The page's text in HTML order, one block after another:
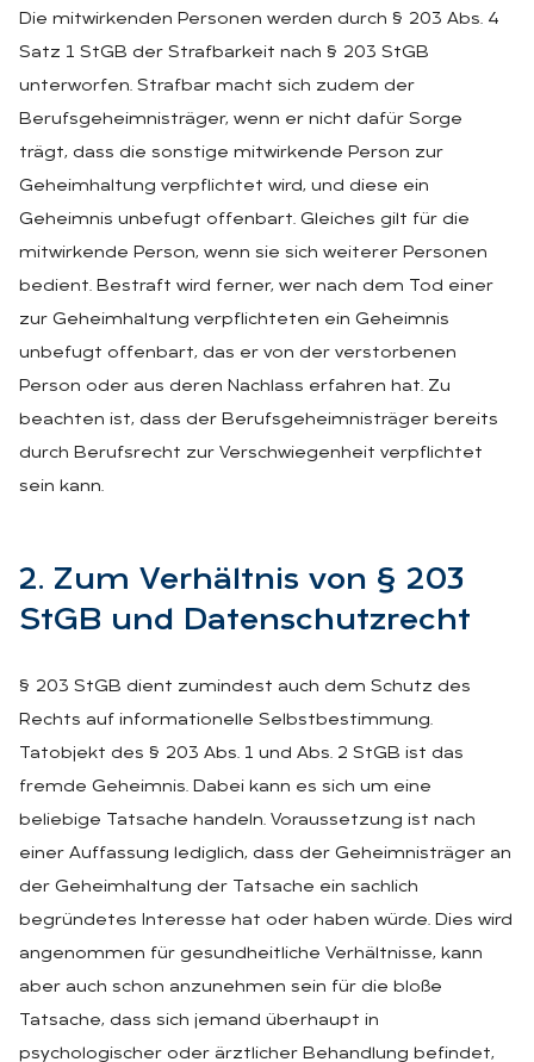
Die mitwirkenden Personen werden durch § 203 Abs. 4
Satz 1 StGB der Strafbarkeit nach § 203 StGB
unterworfen. Strafbar macht sich zudem der
Berufsgeheimnisträger, wenn er nicht dafür Sorge
trägt, dass die sonstige mitwirkende Person zur
Geheimhaltung verpflichtet wird, und diese ein
Geheimnis unbefugt offenbart. Gleiches gilt für die
mitwirkende Person, wenn sie sich weiterer Personen
bedient. Bestraft wird ferner, wer nach dem Tod einer
zur Geheimhaltung verpflichteten ein Geheimnis
unbefugt offenbart, das er von der verstorbenen
Person oder aus deren Nachlass erfahren hat. Zu
beachten ist, dass der Berufsgeheimnisträger bereits
durch Berufsrecht zur Verschwiegenheit verpflichtet
sein kann.
2. Zum Ver­hält­nis von § 203
StGB und Da­ten­schutz­recht
§ 203 StGB dient zumindest auch dem Schutz des
Rechts auf informationelle Selbstbestimmung.
Tatobjekt des § 203 Abs. 1 und Abs. 2 StGB ist das
fremde Geheimnis. Dabei kann es sich um eine
beliebige Tatsache handeln. Voraussetzung ist nach
einer Auffassung lediglich, dass der Geheimnisträger an
der Geheimhaltung der Tatsache ein sachlich
begründetes Interesse hat oder haben würde. Dies wird
angenommen für gesundheitliche Verhältnisse, kann
aber auch schon anzunehmen sein für die bloße
Tatsache, dass sich jemand überhaupt in
psychologischer oder ärztlicher Behandlung befindet,